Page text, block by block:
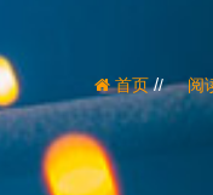
首页/ 阅